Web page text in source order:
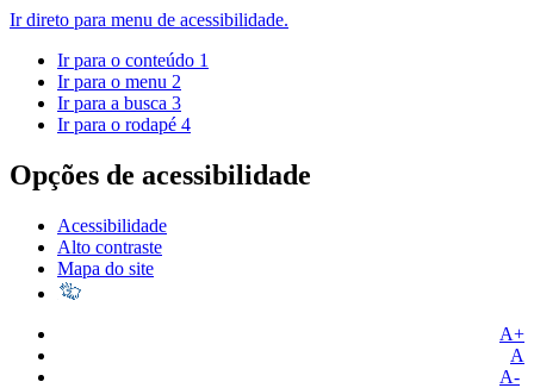
Ir direto para menu de acessibilidade.
Ir para o conteúdo 1
Ir para o menu 2
Ir para a busca 3
Ir para o rodapé 4
Opções de acessibilidade
Acessibilidade
Alto contraste
Mapa do site
A+
A
A-